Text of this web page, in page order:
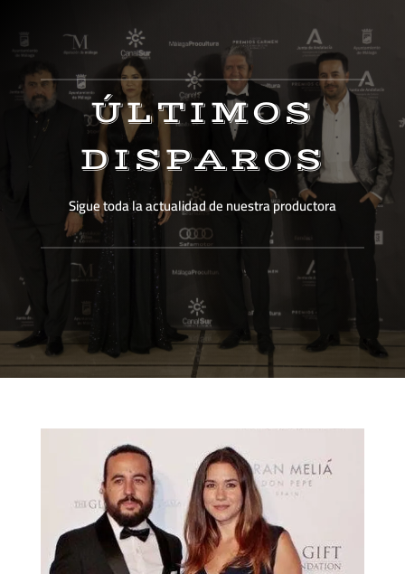
ÚLTIMOS
DISPAROS
Sigue toda la actualidad de nuestra productora